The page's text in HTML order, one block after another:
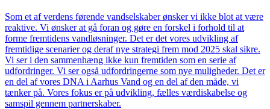
Som et af verdens førende vandselskaber ønsker vi ikke blot at være
reaktive. Vi ønsker at gå foran og gøre en forskel i forhold til at
forme fremtidens vandløsninger. Det er det vores udvikling af
fremtidige scenarier og deraf nye strategi frem mod 2025 skal sikre.
Vi ser i den sammenhæng ikke kun fremtiden som en serie af
udfordringer. Vi ser også udfordringerne som nye muligheder. Det er
en del af vores DNA i Aarhus Vand og en del af den måde, vi
tænker på. Vores fokus er på udvikling, fælles værdiskabelse og
samspil gennem partnerskaber.